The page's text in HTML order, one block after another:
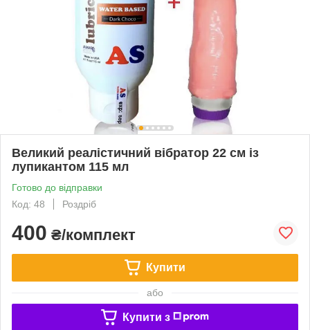
Великий реалістичний вібратор 22 см із
лупикантом 115 мл
Готово до відправки
Код: 48
Роздріб
400 ₴/комплект
Купити
або
Купити з